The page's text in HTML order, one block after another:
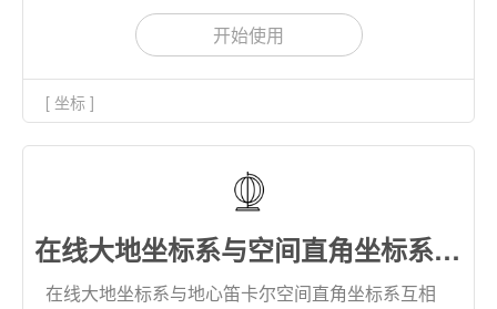
开始使用
[ 坐标 ]
在线大地坐标系与空间直角坐标系转换
在线大地坐标系与地心笛卡尔空间直角坐标系互相